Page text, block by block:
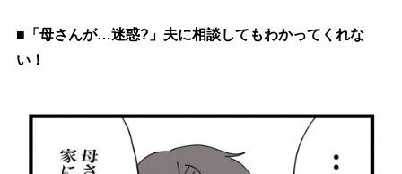
■「母さんが…迷惑?」夫に相談してもわかってくれな
い！